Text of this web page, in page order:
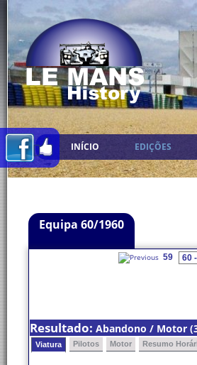
INÍCIO EDIÇÕES
Equipa 60/1960
59
Resultado: Abandono / Motor
Viatura Pilotos Motor Resumo